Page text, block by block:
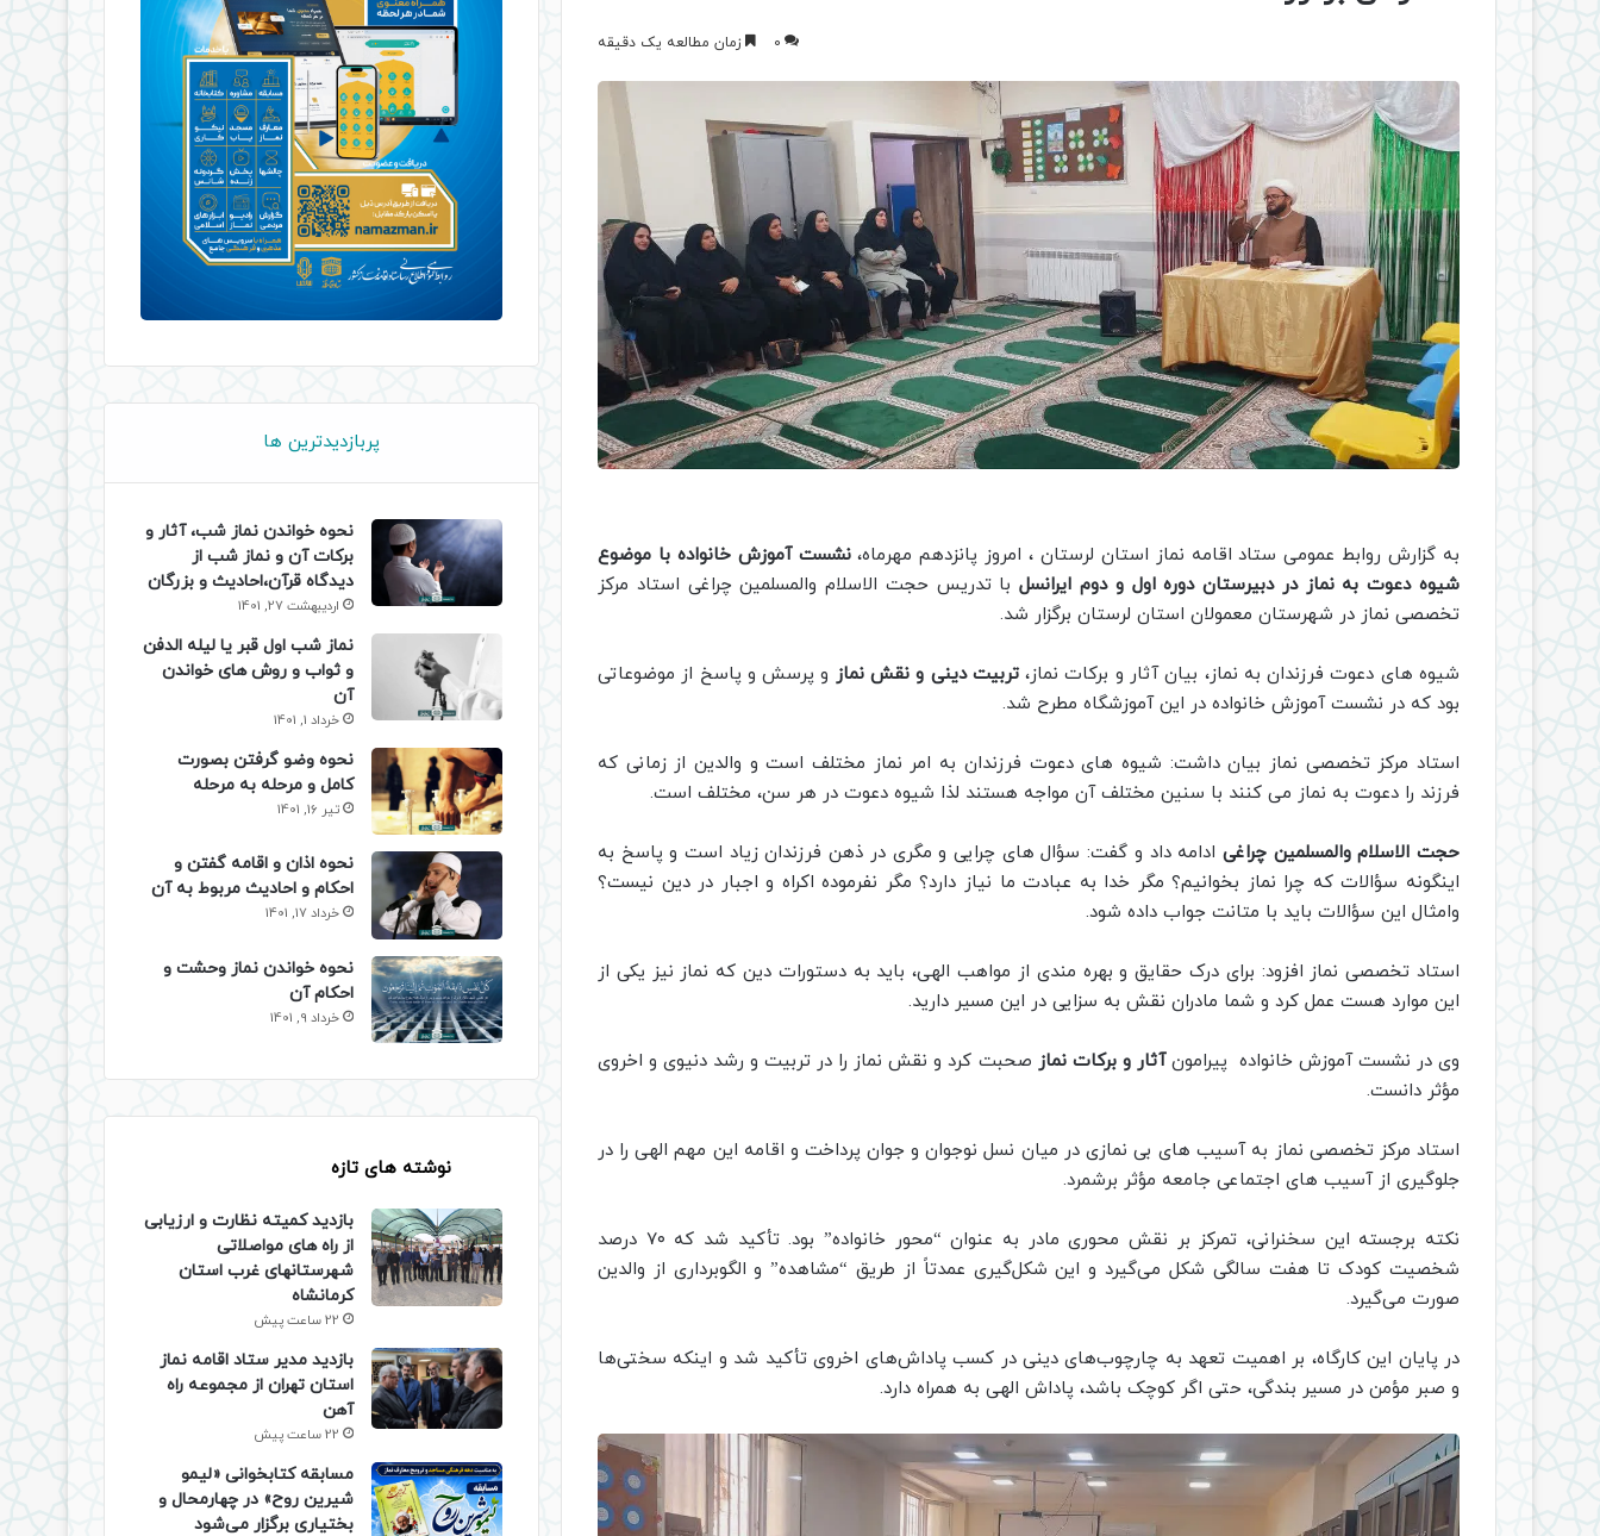
0 زمان مطالعه یک دقیقه
به گزارش روابط عمومی ستاد اقامه نماز استان لرستان ، امروز پانزدهم مهرماه،نشست آموزش خانواده با موضوع
شیوه دعوت به نماز در دبیرستان دوره اول و دوم ایرانسلبا تدریس حجت الاسلام والمسلمین چراغی استاد مرکز
تخصصی نماز در شهرستان معمولان استان لرستان برگزار شد.
شیوه های دعوت فرزندان به نماز، بیان آثار و برکات نماز،تربیت دینی و نقش نماز و پرسش و پاسخ از موضوعاتی
بود که در نشست آموزش خانواده در این آموزشگاه مطرح شد.
استاد مرکز تخصصی نماز بیان داشت: شیوه های دعوت فرزندان به امر نماز مختلف است و والدین از زمانی که
فرزند را دعوت به نماز می کنند با سنین مختلف آن مواجه هستند لذا شیوه دعوت در هر سن، مختلف است.
حجت الاسلام والمسلمین چراغی ادامه داد و گفت: سؤال های چرایی و مگری در ذهن فرزندان زیاد است و پاسخ به
اینگونه سؤالات که چرا نماز بخوانیم؟ مگر خدا به عبادت ما نیاز دارد؟ مگر نفرموده اکراه و اجبار در دین نیست؟
وامثال این سؤالات باید با متانت جواب داده شود.
استاد تخصصی نماز افزود: برای درک حقایق و بهره مندی از مواهب الهی، باید به دستورات دین که نماز نیز یکی از
این موارد هست عمل کرد و شما مادران نقش به سزایی در این مسیر دارید.
وی در نشست آموزش خانواده پیرامونآثار و برکات نماز صحبت کرد و نقش نماز را در تربیت و رشد دنیوی و اخروی
مؤثر دانست.
استاد مرکز تخصصی نماز به آسیب های بی نمازی در میان نسل نوجوان و جوان پرداخت و اقامه این مهم الهی را در
جلوگیری از آسیب های اجتماعی جامعه مؤثر برشمرد.
نکته برجسته این سخنرانی، تمرکز بر نقش محوری مادر به عنوان “محور خانواده” بود. تأکید شد که ۷۰ درصد
شخصیت کودک تا هفت سالگی شکل می‌گیرد و این شکل‌گیری عمدتاً از طریق “مشاهده” و الگوبرداری از والدین
صورت می‌گیرد.
در پایان این کارگاه، بر اهمیت تعهد به چارچوب‌های دینی در کسب پاداش‌های اخروی تأکید شد و اینکه سختی‌ها
و صبر مؤمن در مسیر بندگی، حتی اگر کوچک باشد، پاداش الهی به همراه دارد.
پربازدیدترین ها
نحوه خواندن نماز شب، آثار و
برکات آن و نماز شب از
دیدگاه قرآن،احادیث و بزرگان
اردیبهشت 27, 1401
نماز شب اول قبر یا لیله الدفن
و ثواب و روش های خواندن
آن
خرداد 1, 1401
نحوه وضو گرفتن بصورت
کامل و مرحله به مرحله
تیر 16, 1401
نحوه اذان و اقامه گفتن و
احکام و احادیث مربوط به آن
خرداد 17, 1401
نحوه خواندن نماز وحشت و
احکام آن
خرداد 9, 1401
نوشته های تازه
بازدید کمیته نظارت و ارزیابی
از راه های مواصلاتی
شهرستانهای غرب استان
کرمانشاه
22 ساعت پیش
بازدید مدیر ستاد اقامه نماز
استان تهران از مجموعه راه
آهن
22 ساعت پیش
مسابقه کتابخوانی «لیمو
شیرین روح» در چهارمحال و
بختیاری برگزار می‌شود